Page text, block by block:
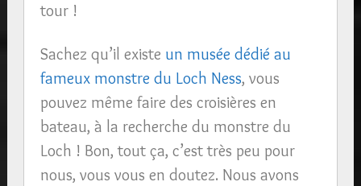
tour !
Sachez qu’il existe un musée dédié au
fameux monstre du Loch Ness, vous
pouvez même faire des croisières en
bateau, à la recherche du monstre du
Loch ! Bon, tout ça, c’est très peu pour
nous, vous vous en doutez. Nous avons